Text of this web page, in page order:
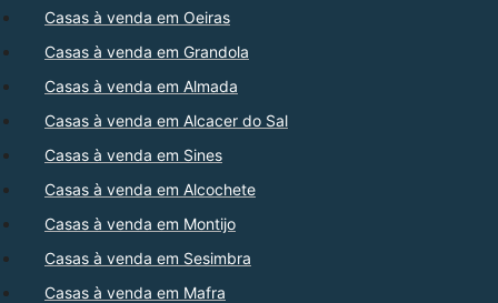
Casas à venda em Oeiras
Casas à venda em Grandola
Casas à venda em Almada
Casas à venda em Alcacer do Sal
Casas à venda em Sines
Casas à venda em Alcochete
Casas à venda em Montijo
Casas à venda em Sesimbra
Casas à venda em Mafra